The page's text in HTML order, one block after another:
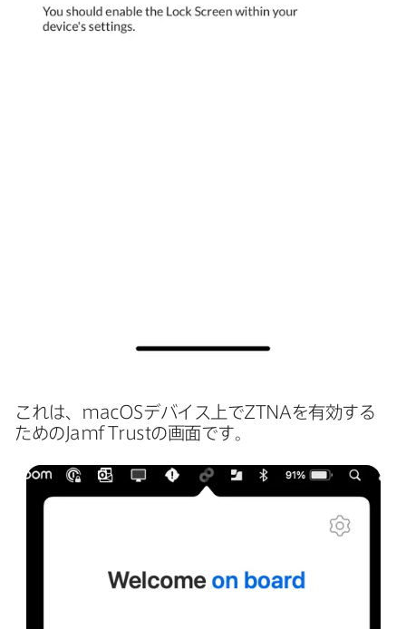
これは、 macOSデバイス上でZTNAを​有効する​
ための Jamf Trustの​画面です。